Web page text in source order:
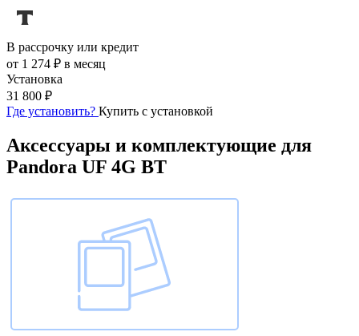
В рассрочку или кредит
от 1 274 ₽ в месяц
Установка
31 800 ₽
Где установить? Купить с установкой
Аксессуары и комплектующие для
Pandora UF 4G BT